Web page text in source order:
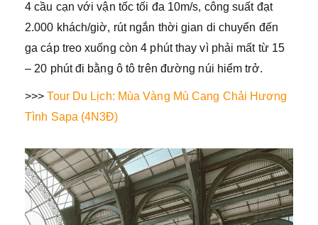
4 cầu cạn với vận tốc tối đa 10m/s, công suất đạt
2.000 khách/giờ, rút ngắn thời gian di chuyển đến
ga cáp treo xuống còn 4 phút thay vì phải mất từ 15
– 20 phút đi bằng ô tô trên đường núi hiểm trở.
>>>Tour Du Lịch: Mùa Vàng Mù Cang Chải Hương
Tình Sapa (4N3Đ)